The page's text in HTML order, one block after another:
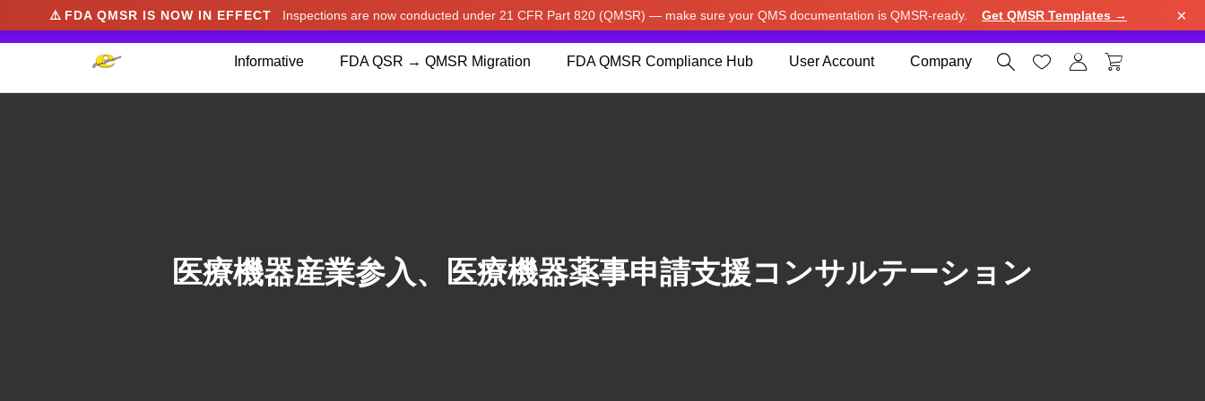
⚠️ FDA QMSR IS NOW IN EFFECT Inspections are now conducted under 21 CFR Part 820 (QMSR) — make sure your QMS documentation is QMSR-ready. Get QMSR Templates → ×
Informative FDA QSR → QMSR Migration FDA QMSR Compliance Hub User Account Company    
医療機器産業参入、医療機器薬事申請支援コンサルテーション
We noticed you're visiting from Japan. We've updated our prices to Japanese yen for your shopping convenience.Use United States (US) dollar instead. Dismiss